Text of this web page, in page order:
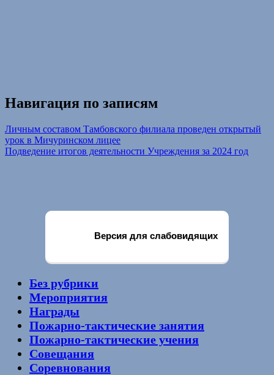
Навигация по записям
Личным составом Тамбовского филиала проведен открытый
урок в Мичуринском лицее
Подведение итогов деятельности Учреждения за 2024 год
Версия для слабовидящих
Без рубрики
Мероприятия
Награды
Пожарно-тактические занятия
Пожарно-тактические учения
Совещания
Соревнования